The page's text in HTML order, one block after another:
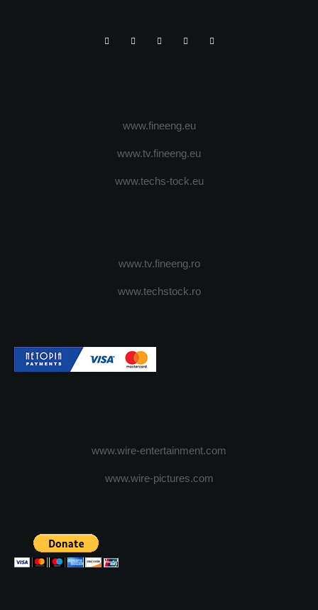
www.fineeng.eu
www.tv.fineeng.eu
www.techs-tock.eu
www.tv.fineeng.ro
www.techstock.ro
www.wire-entertainment.com
www.wire-pictures.com